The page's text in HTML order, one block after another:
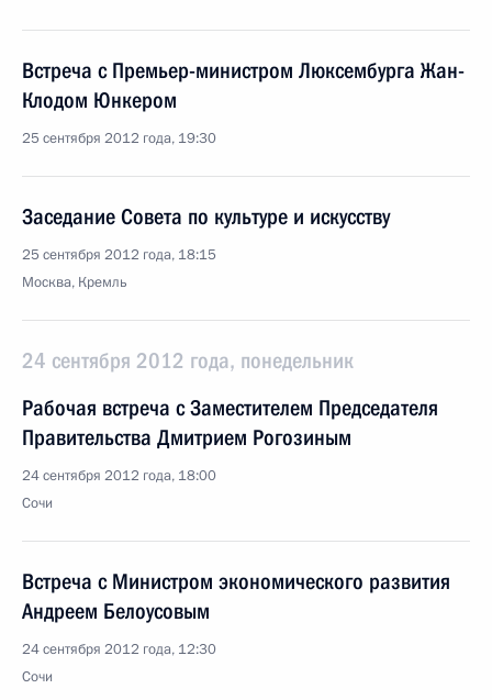
Встреча с Премьер-министром Люксембурга Жан-
Клодом Юнкером
25 сентября 2012 года, 19:30
Заседание Совета по культуре и искусству
25 сентября 2012 года, 18:15
Москва, Кремль
24 сентября 2012 года, понедельник
Рабочая встреча с Заместителем Председателя
Правительства Дмитрием Рогозиным
24 сентября 2012 года, 18:00
Сочи
Встреча с Министром экономического развития
Андреем Белоусовым
24 сентября 2012 года, 12:30
Сочи